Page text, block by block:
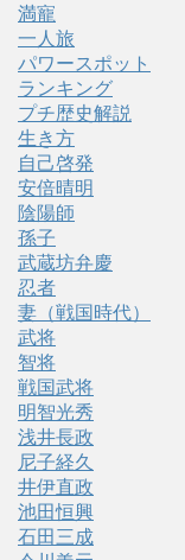
満寵
一人旅
パワースポット
ランキング
プチ歴史解説
生き方
自己啓発
安倍晴明
陰陽師
孫子
武蔵坊弁慶
忍者
妻（戦国時代）
武将
智将
戦国武将
明智光秀
浅井長政
尼子経久
井伊直政
池田恒興
石田三成